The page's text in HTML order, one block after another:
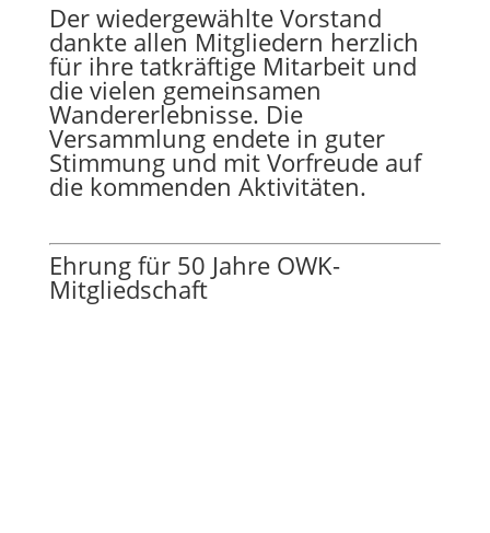
Der wiedergewählte Vorstand
dankte allen Mitgliedern herzlich
für ihre tatkräftige Mitarbeit und
die vielen gemeinsamen
Wandererlebnisse. Die
Versammlung endete in guter
Stimmung und mit Vorfreude auf
die kommenden Aktivitäten.
Ehrung für 50 Jahre OWK-
Mitgliedschaft